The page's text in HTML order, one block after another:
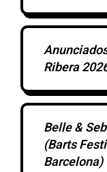
Ribera
Belle &
(Barts
Barcelona)